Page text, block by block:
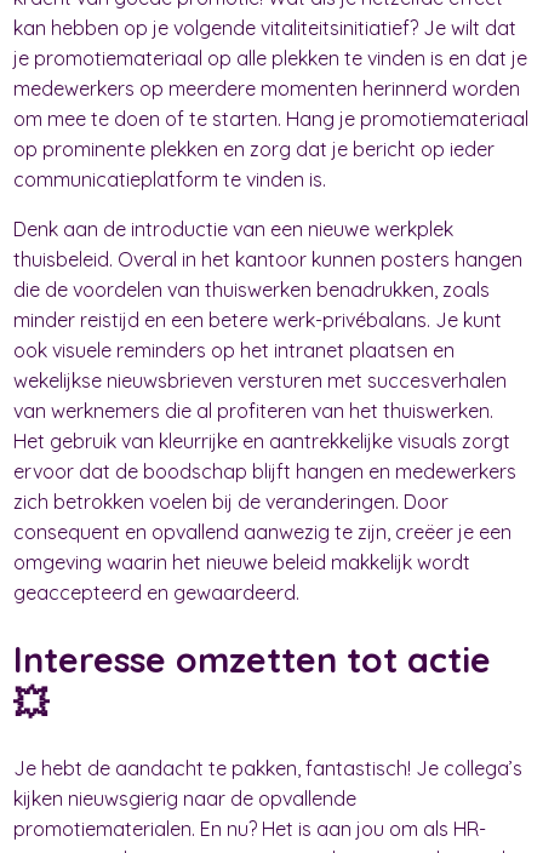
kan hebben op je volgende vitaliteitsinitiatief? Je wilt dat
je promotiemateriaal op alle plekken te vinden is en dat je
medewerkers op meerdere momenten herinnerd worden
om mee te doen of te starten. Hang je promotiemateriaal
op prominente plekken en zorg dat je bericht op ieder
communicatieplatform te vinden is.
Denk aan de introductie van een nieuwe werkplek
thuisbeleid. Overal in het kantoor kunnen posters hangen
die de voordelen van thuiswerken benadrukken, zoals
minder reistijd en een betere werk-privébalans. Je kunt
ook visuele reminders op het intranet plaatsen en
wekelijkse nieuwsbrieven versturen met succesverhalen
van werknemers die al profiteren van het thuiswerken.
Het gebruik van kleurrijke en aantrekkelijke visuals zorgt
ervoor dat de boodschap blijft hangen en medewerkers
zich betrokken voelen bij de veranderingen. Door
consequent en opvallend aanwezig te zijn, creëer je een
omgeving waarin het nieuwe beleid makkelijk wordt
geaccepteerd en gewaardeerd.
Interesse omzetten tot actie
💥
Je hebt de aandacht te pakken, fantastisch! Je collega’s
kijken nieuwsgierig naar de opvallende
promotiematerialen. En nu? Het is aan jou om als HR-